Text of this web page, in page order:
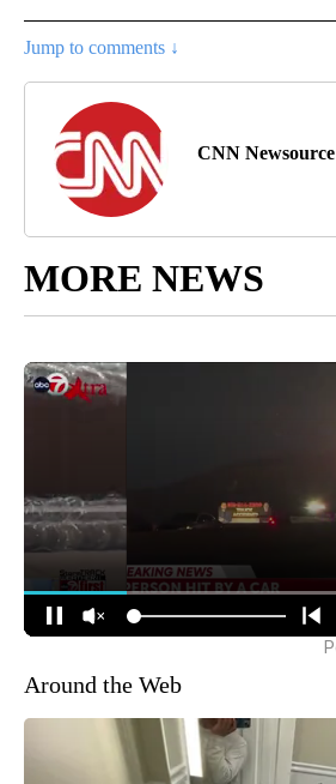
Jump to comments ↓
CNN Newsource
MORE NEWS
Around the Web